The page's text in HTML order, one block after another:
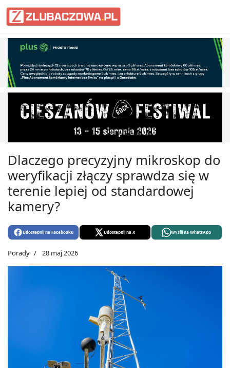
Informacje Lubaczów, powiat
Dlaczego precyzyjny mikroskop do
weryfikacji złączy sprawdza się w
terenie lepiej od standardowej
kamery?
Udostępnij na Facebooku Udostępnij na X Wyślij na WhatsApp
Porady 28 maj 2026